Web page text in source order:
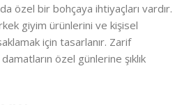
özel bir bohçaya ihtiyaçları vardır.
giyim ürünlerini ve kişisel
için tasarlanır. Zarif
özel günlerine şıklık